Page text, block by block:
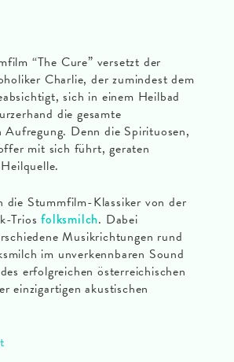
“The Cure” versetzt der
Charlie, der zumindest dem
sich in einem Heilbad
die gesamte
Aufregung. Denn die Spirituosen,
mit sich führt, geraten
die Stummfilm-Klassiker von der
Triosfolksmilch. Dabei
Musikrichtungen rund
im unverkennbaren Sound
erfolgreichen österreichischen
einzigartigen akustischen